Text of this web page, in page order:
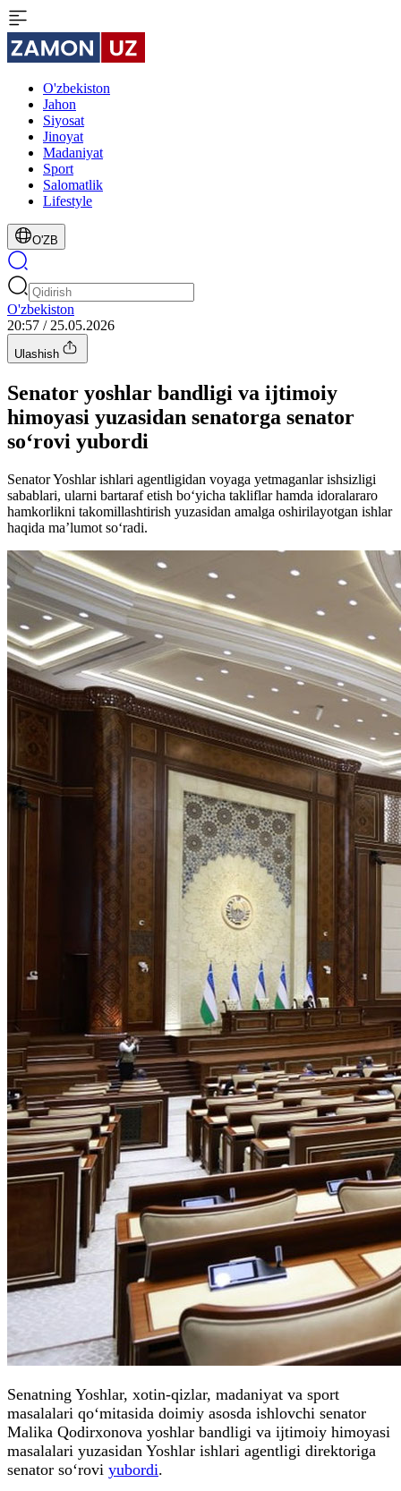
O'zbekiston
Jahon
Siyosat
Jinoyat
Madaniyat
Sport
Salomatlik
Lifestyle
O'ZB
O'zbekiston
20:57 / 25.05.2026
Ulashish
Senator yoshlar bandligi va ijtimoiy
himoyasi yuzasidan senatorga senator
so‘rovi yubordi
Senator Yoshlar ishlari agentligidan voyaga yetmaganlar ishsizligi
sabablari, ularni bartaraf etish bo‘yicha takliflar hamda idoralararo
hamkorlikni takomillashtirish yuzasidan amalga oshirilayotgan ishlar
haqida ma’lumot so‘radi.
Senatning Yoshlar, xotin-qizlar, madaniyat va sport
masalalari qo‘mitasida doimiy asosda ishlovchi senator
Malika Qodirxonova yoshlar bandligi va ijtimoiy himoyasi
masalalari yuzasidan Yoshlar ishlari agentligi direktoriga
senator so‘rovi yubordi.